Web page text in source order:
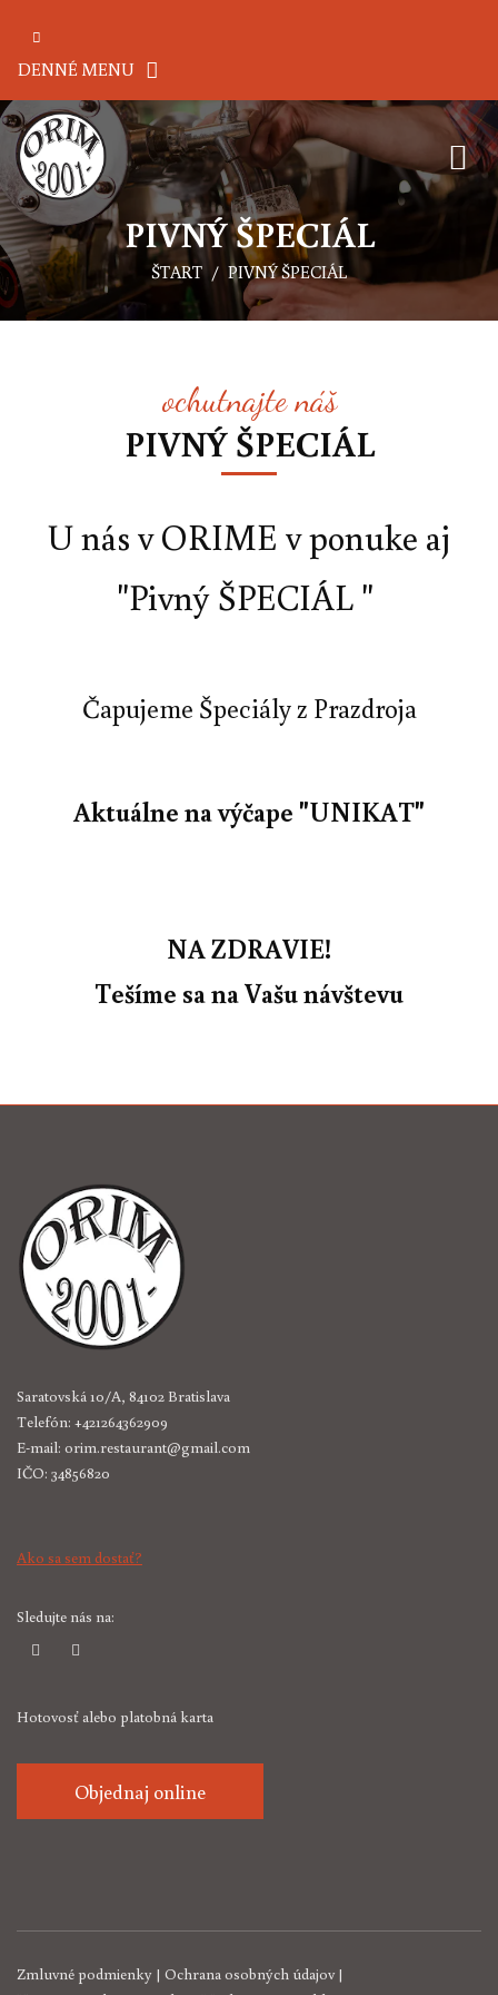
DENNÉ MENU
PIVNÝ ŠPECIÁL
ŠTART PIVNÝ ŠPECIÁL
ochutnajte náš
PIVNÝ ŠPECIÁL
U nás v ORIME v ponuke aj
"Pivný ŠPECIÁL "
Čapujeme Špeciály z Prazdroja
Aktuálne na výčape "UNIKAT"
NA ZDRAVIE!
Tešíme sa na Vašu návštevu
Saratovská 10/A, 84102 Bratislava
Telefón: +421264362909
E-mail: orim.restaurant@gmail.com
IČO: 34856820
Ako sa sem dostať?
Sledujte nás na:
Hotovosť alebo platobná karta
Objednaj online
Zmluvné podmienky | Ochrana osobných údajov |